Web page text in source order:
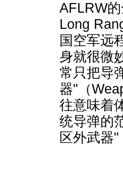
AFLRW
Long
国空军远
身就很微
常只把导
器"（
往意味着
统导弹的
区外武器